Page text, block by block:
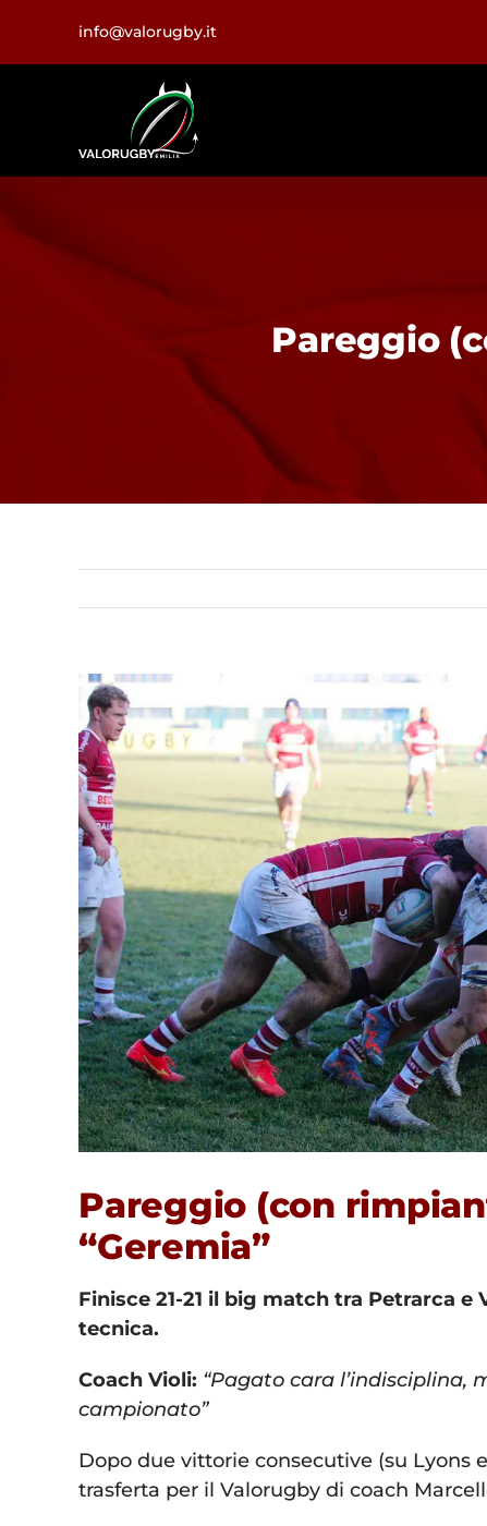
contenuto
info@valorugby.it
Pareggio
Pareggio (con
“Geremia”
Finisce 21-21 il big match tra Petrarca
tecnica.
Coach Violi: “Pagato cara
campionato”
Dopo due vittorie consecutive (su
trasferta per il Valorugby di coach